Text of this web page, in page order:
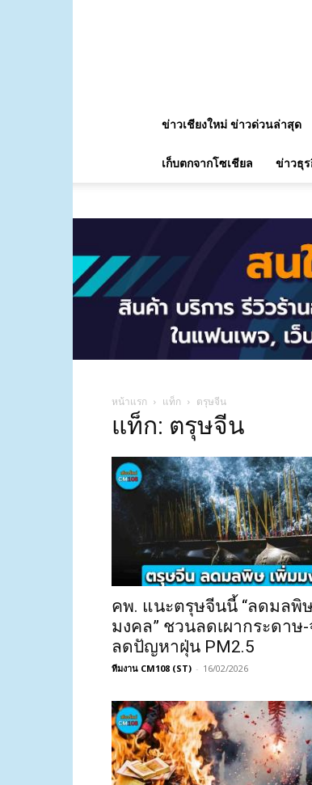
ข่าวเชียงใหม่ ข่าวด่วนล่าสุด
เก็บตกจากโซเชียล ข่าวธุร
หน้าแรก แท็ก ตรุษจีน
แท็ก: ตรุษจีน
คพ. แนะตรุษจีนนี้ “ลดมลพิ
มงคล” ชวนลดเผากระดาษ
ลดปัญหาฝุ่น PM2.5
ทีมงาน CM108 (ST) - 16/02/2026